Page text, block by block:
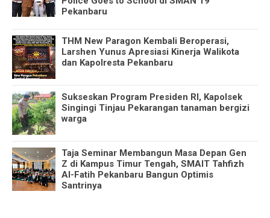
Pekanbaru
THM New Paragon Kembali Beroperasi,
Larshen Yunus Apresiasi Kinerja Walikota
dan Kapolresta Pekanbaru
Sukseskan Program Presiden RI, Kapolsek
Singingi Tinjau Pekarangan tanaman bergizi
warga
Taja Seminar Membangun Masa Depan Gen
Z di Kampus Timur Tengah, SMAIT Tahfizh
Al-Fatih Pekanbaru Bangun Optimis
Santrinya